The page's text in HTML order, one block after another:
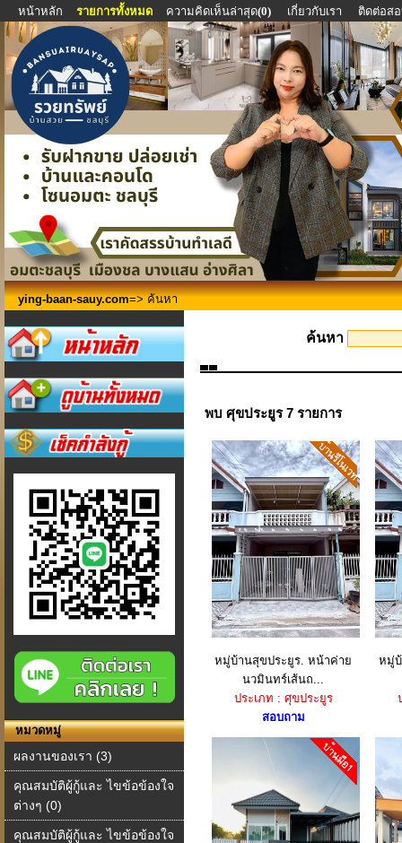
หน้าหลัก รายการทั้งหมด ความคิดเห็นล่าสุด(0) เกี่ยวกับเรา ติดต่อส
ying-baan-sauy.com=> ค้นหา
หมวดหมู่
ผลงานของเรา (3)
คุณสมบัติผู้กู้และ ไขข้อข้องใจ
ต่างๆ (0)
คุณสมบัติผู้กู้และ ไขข้อข้องใจ
ค้นหา
พบ ศุขประยูร 7 รายการ
หมู่บ้านสุขประยูร. หน้าค่าย
นวมินทร์เส้นถ...
ประเภท : ศุขประยูร
สอบถาม
หมู่